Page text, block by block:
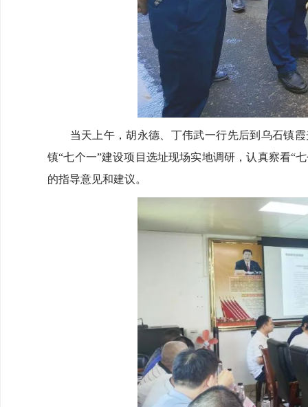
当天上午，胡永德、丁伟武一行先后到乌石镇霞
镇“七个一”建设项目选址现场实地调研，认真察看“
的指导意见和建议。